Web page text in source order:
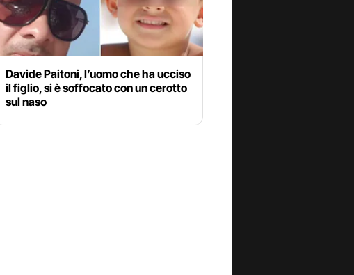
Davide Paitoni, l’uomo che ha ucciso
il figlio, si è soffocato con un cerotto
sul naso